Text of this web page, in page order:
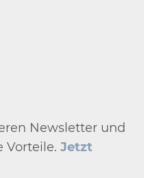
Newsletter und
Vorteile. Jetzt